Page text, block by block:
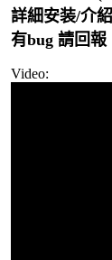
詳細安装/介
有bug 請回報
Video: